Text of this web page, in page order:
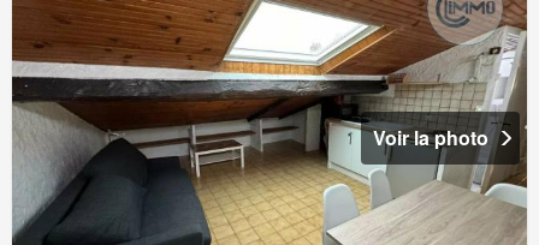
Voir la photo